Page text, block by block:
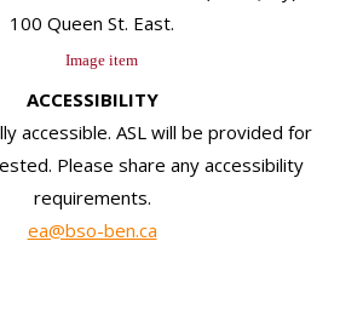
100 Queen St. East.
ACCESSIBILITY
accessible. ASL will be provided for
Please share any accessibility
requirements.
ea@bso-ben.ca